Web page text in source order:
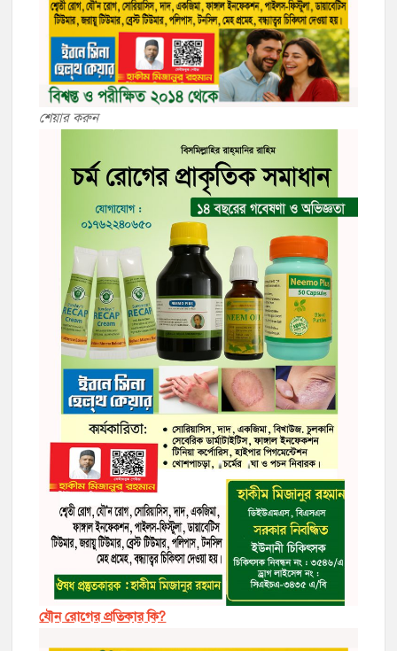
শেয়ার করুন
যৌন রোগের প্রতিকার কি?